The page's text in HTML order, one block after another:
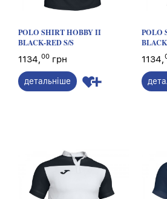
POLO SHIRT HOBBY II
BLACK-RED S/S
1134,00 грн
детальніше
POLO
1134,